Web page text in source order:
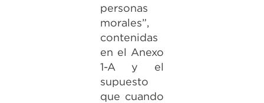
personas
morales”,
contenidas
en el Anexo
1-A y el
supuesto
que cuando